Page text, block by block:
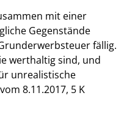
mit einer
Gegenstände
fällig.
werthaltig sind, und
unrealistische
8.11.2017, 5 K